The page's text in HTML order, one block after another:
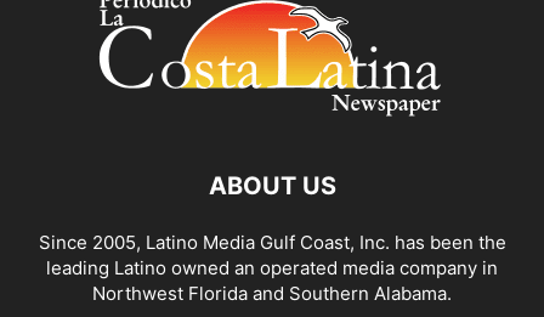
ABOUT US
Since 2005, Latino Media Gulf Coast, Inc. has been the
leading Latino owned an operated media company in
Northwest Florida and Southern Alabama.